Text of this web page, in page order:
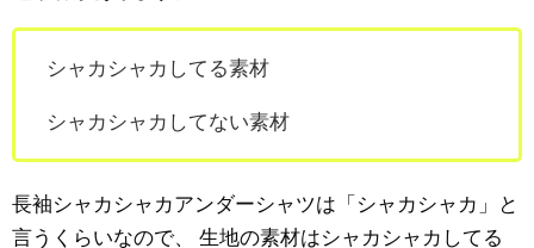
シャカシャカしてる素材
シャカシャカしてない素材
長袖シャカシャカアンダーシャツは「シャカシャカ」と
言うくらいなので、
生地の素材はシャカシャカしてる